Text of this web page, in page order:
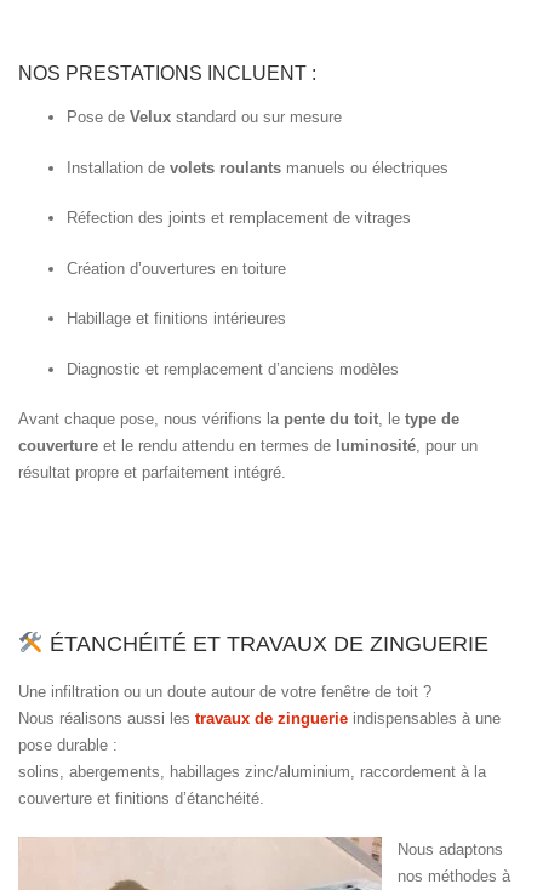
NOS PRESTATIONS INCLUENT :
Pose de Velux standard ou sur mesure
Installation de volets roulants manuels ou électriques
Réfection des joints et remplacement de vitrages
Création d’ouvertures en toiture
Habillage et finitions intérieures
Diagnostic et remplacement d’anciens modèles
Avant chaque pose, nous vérifions la pente du toit, le type de
couverture et le rendu attendu en termes de luminosité, pour un
résultat propre et parfaitement intégré.
ÉTANCHÉITÉ ET TRAVAUX DE ZINGUERIE
Une infiltration ou un doute autour de votre fenêtre de toit ?
Nous réalisons aussi les travaux de zinguerie indispensables à une
pose durable :
solins, abergements, habillages zinc/aluminium, raccordement à la
couverture et finitions d’étanchéité.
Nous adaptons
nos méthodes à